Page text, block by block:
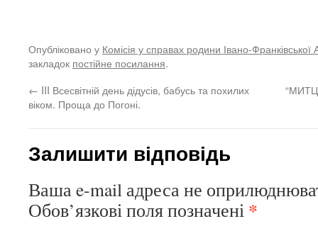
Опубліковано у Комісія у справах родини Івано-Франківської
закладок постійне посилання.
← III Всесвітній день дідусів, бабусь та похилих
віком. Проща до Погоні.
Залишити відповідь
Ваша e-mail адреса не
Обов’язкові поля позначені *